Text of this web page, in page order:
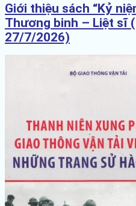
Giới thiệu sách “Kỷ
Thương binh – Liệt sĩ
27/7/2026)